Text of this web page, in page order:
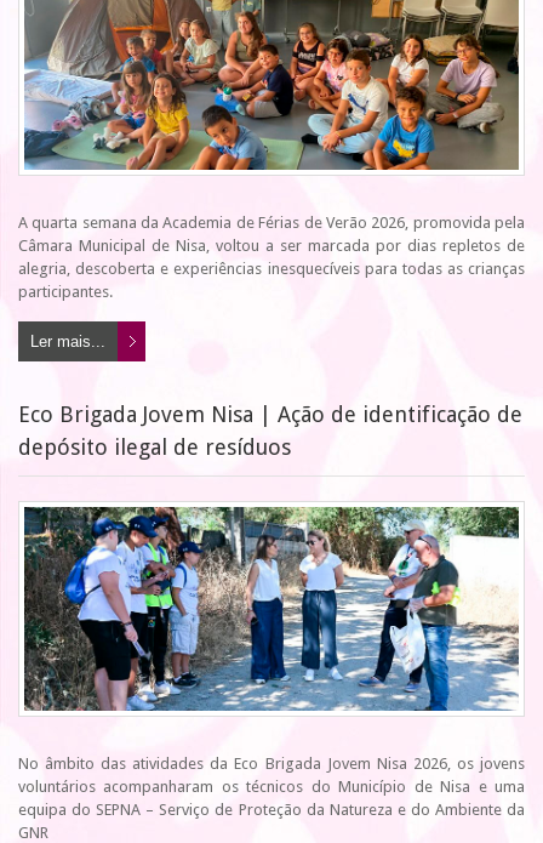
A quarta semana da Academia de Férias de Verão 2026, promovida pela
Câmara Municipal de Nisa, voltou a ser marcada por dias repletos de
alegria, descoberta e experiências inesquecíveis para todas as crianças
participantes.
Ler mais...
Eco Brigada Jovem Nisa | Ação de identificação de
depósito ilegal de resíduos
No âmbito das atividades da Eco Brigada Jovem Nisa 2026, os jovens
voluntários acompanharam os técnicos do Município de Nisa e uma
equipa do SEPNA – Serviço de Proteção da Natureza e do Ambiente da
GNR